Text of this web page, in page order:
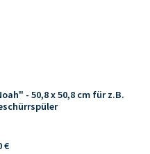
- 50,8 x 50,8 cm für z.B.
Preis:
€